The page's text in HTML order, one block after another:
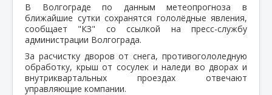
В Волгограде по данным метеопрогноза в
ближайшие сутки сохранятся гололёдные явления,
сообщает "КЗ" со ссылкой на пресс-службу
администрации Волгограда.
За расчистку дворов от снега, противогололедную
обработку, крыш от сосулек и наледи во дворах и
внутриквартальных проездах отвечают
управляющие компании.